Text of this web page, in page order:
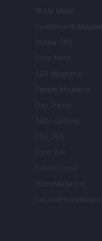
World Music
Investimenti
Money 365
Zona Nerd
B2B Magazine
People Magazine
Day Travel
Tutto Gaming
ESG 365
Food Wiki
FuturoDonna
HomeMagazine